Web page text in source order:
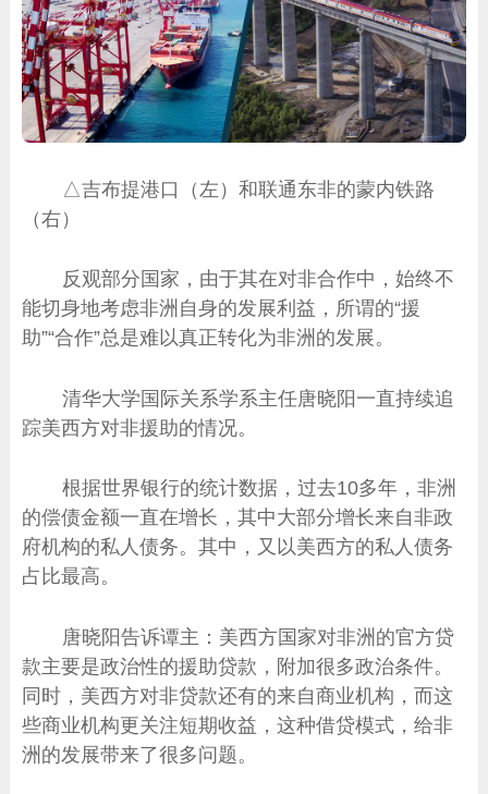
△吉布提港口（左）和联通东非的蒙内铁路
（右）
反观部分国家，由于其在对非合作中，始终不
能切身地考虑非洲自身的发展利益，所谓的“援
助”“合作”总是难以真正转化为非洲的发展。
清华大学国际关系学系主任唐晓阳一直持续追
踪美西方对非援助的情况。
根据世界银行的统计数据，过去10多年，非洲
的偿债金额一直在增长，其中大部分增长来自非政
府机构的私人债务。其中，又以美西方的私人债务
占比最高。
唐晓阳告诉谭主：美西方国家对非洲的官方贷
款主要是政治性的援助贷款，附加很多政治条件。
同时，美西方对非贷款还有的来自商业机构，而这
些商业机构更关注短期收益，这种借贷模式，给非
洲的发展带来了很多问题。